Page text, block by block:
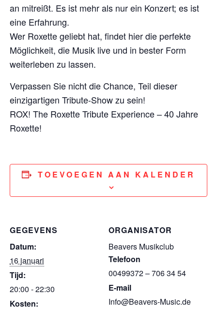
an mitreißt. Es ist mehr als nur ein Konzert; es ist
eine Erfahrung.
Wer Roxette geliebt hat, findet hier die perfekte
Möglichkeit, die Musik live und in bester Form
weiterleben zu lassen.
Verpassen Sie nicht die Chance, Teil dieser
einzigartigen Tribute-Show zu sein!
ROX! The Roxette Tribute Experience – 40 Jahre
Roxette!
TOEVOEGEN AAN KALENDER
GEGEVENS
Datum:
16 januari
Tijd:
20:00 - 22:30
Kosten:
ORGANISATOR
Beavers Musikclub
Telefoon
00499372 – 706 34 54
E-mail
Info@Beavers-Music.de